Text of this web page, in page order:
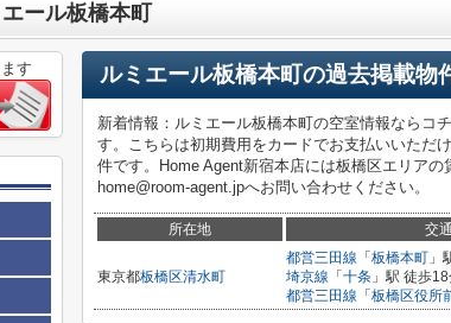
ール板橋本町
ルミエール板橋本町の過去掲載物
新着情報：ルミエール板橋本町の空室情報ならコ
す。こちらは初期費用をカードでお支払いいただ
件です。Home Agent新宿本店には板橋区エリア
home@room-agent.jpへお問い合わせください。
所在地 交通
東京都板橋区清水町
都営三田線 「 板橋本町 」
埼京線 「 十条 」駅 徒歩
都営三田線 「 板橋区役所
す